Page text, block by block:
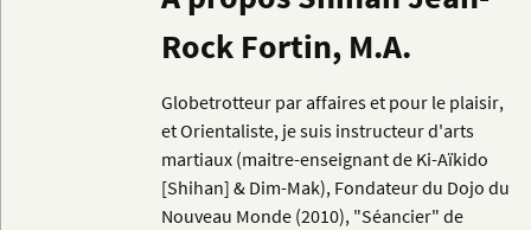
Rock Fortin, M.A.
Globetrotteur par affaires et pour le plaisir,
et Orientaliste, je suis instructeur d'arts
martiaux (maitre-enseignant de Ki-Aïkido
[Shihan] & Dim-Mak), Fondateur du Dojo du
Nouveau Monde (2010), "Séancier" de